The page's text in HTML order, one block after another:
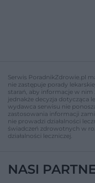
Serwis PoradnikZdrowie.pl
nie zastępuje porady
starań, aby informacje w
jednakże decyzja dotycząca
wydawca serwisu nie
zastosowania informacji
nie prowadzi działalności
świadczeń zdrowotnych w
działalności leczniczej.
NASI